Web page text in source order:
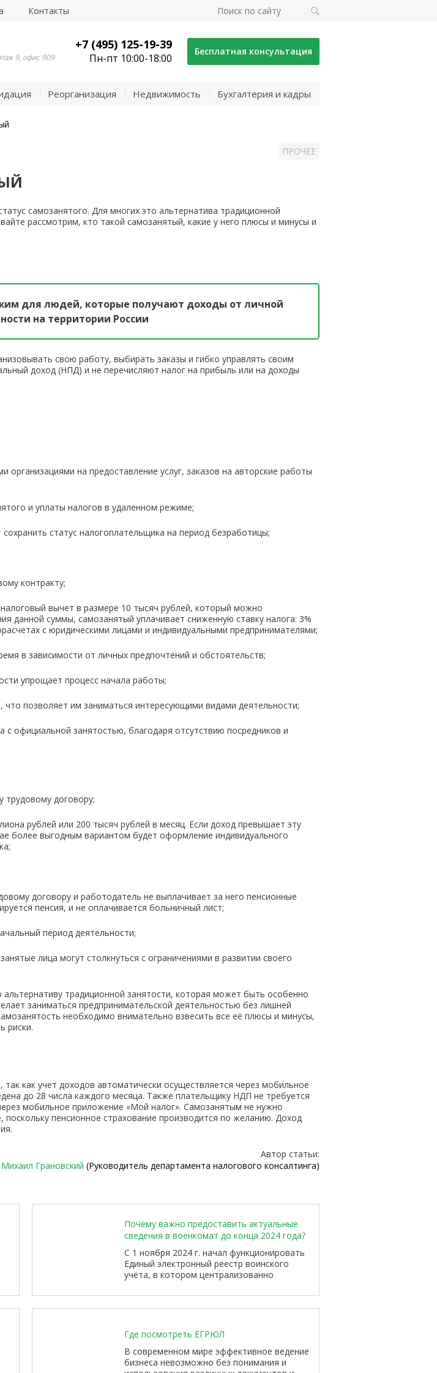
Контакты
9, офис 909
+7 (495) 125-19-39
Пн-пт 10:00-18:00
Бесплатная консультация
Реорганизация Недвижимость Бухгалтерия и кадры
ПРОЧЕЕ
самозанятого. Для многих это альтернатива традиционной
рассмотрим, кто такой самозанятый, какие у него плюсы и минусы и
для людей, которые получают доходы от личной
на территории России
свою работу, выбирать заказы и гибко управлять своим
доход (НПД) и не перечисляют налог на прибыль или на доходы
на предоставление услуг, заказов на авторские работы
и уплаты налогов в удаленном режиме;
статус налогоплательщика на период безработицы;
контракту;
вычет в размере 10 тысяч рублей, который можно
данной суммы, самозанятый уплачивает сниженную ставку налога: 3%
с юридическими лицами и индивидуальными предпринимателями;
в зависимости от личных предпочтений и обстоятельств;
упрощает процесс начала работы;
позволяет им заниматься интересующими видами деятельности;
официальной занятостью, благодаря отсутствию посредников и
трудовому договору;
рублей или 200 тысяч рублей в месяц. Если доход превышает эту
более выгодным вариантом будет оформление индивидуального
договору и работодатель не выплачивает за него пенсионные
пенсия, и не оплачивается больничный лист;
период деятельности;
лица могут столкнуться с ограничениями в развитии своего
традиционной занятости, которая может быть особенно
заниматься предпринимательской деятельностью без лишней
необходимо внимательно взвесить все её плюсы и минусы,
риски.
как учет доходов автоматически осуществляется через мобильное
до 28 числа каждого месяца. Также плательщику НДП не требуется
мобильное приложение «Мой налог». Самозанятым не нужно
пенсионное страхование производится по желанию. Доход
Автор статьи:
Михаил Грановский (Руководитель департамента налогового консалтинга)
Почему важно предоставить актуальные
сведения в военкомат до конца 2024 года?
С 1 ноября 2024 г. начал функционировать
Единый электронный реестр воинского
учёта, в котором централизованно
подлежащих воинскому учёту, включая
призывников и военнообязанных...
Где посмотреть ЕГРЮЛ
В современном мире эффективное ведение
бизнеса невозможно без понимания и